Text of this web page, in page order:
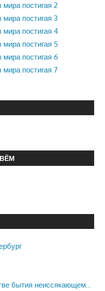
постигая 2
постигая 3
постигая 4
постигая 5
постигая 6
постигая 7
бытия неиссякающем…